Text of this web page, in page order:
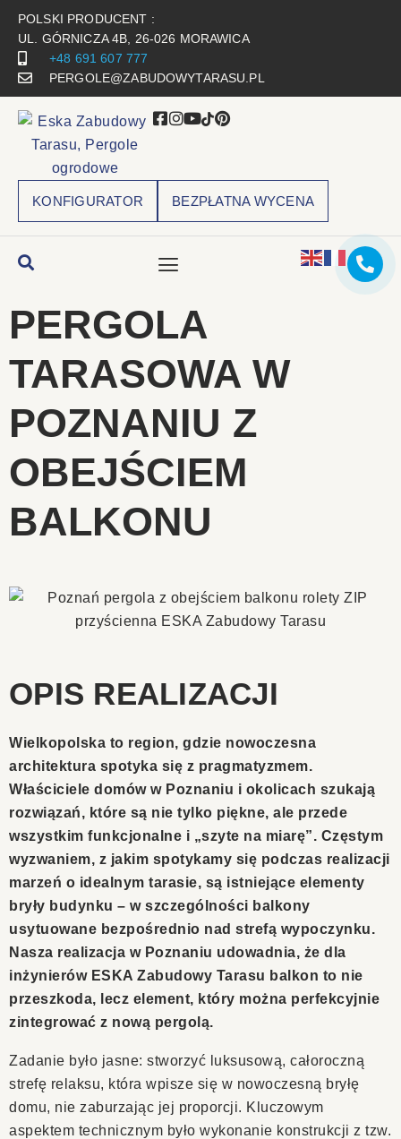
POLSKI PRODUCENT :
UL. GÓRNICZA 4B, 26-026 MORAWICA
+48 691 607 777
PERGOLE@ZABUDOWYTARASU.PL
KONFIGURATOR BEZPŁATNA WYCENA
PERGOLA
TARASOWA W
POZNANIU Z
OBEJŚCIEM
BALKONU
OPIS REALIZACJI
Wielkopolska to region, gdzie nowoczesna
architektura spotyka się z pragmatyzmem.
Właściciele domów w Poznaniu i okolicach szukają
rozwiązań, które są nie tylko piękne, ale przede
wszystkim funkcjonalne i „szyte na miarę”. Częstym
wyzwaniem, z jakim spotykamy się podczas realizacji
marzeń o idealnym tarasie, są istniejące elementy
bryły budynku – w szczególności balkony
usytuowane bezpośrednio nad strefą wypoczynku.
Nasza realizacja w Poznaniu udowadnia, że dla
inżynierów ESKA Zabudowy Tarasu balkon to nie
przeszkoda, lecz element, który można perfekcyjnie
zintegrować z nową pergolą.
Zadanie było jasne: stworzyć luksusową, całoroczną
strefę relaksu, która wpisze się w nowoczesną bryłę
domu, nie zaburzając jej proporcji. Kluczowym
aspektem technicznym było wykonanie konstrukcji z tzw.